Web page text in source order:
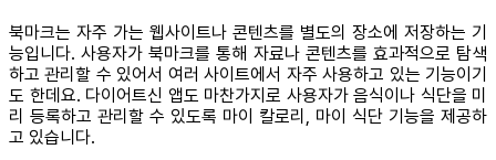
북마크는 자주 가는 웹사이트나 콘텐츠를 별도의 장소에 저장하는 기
능입니다. 사용자가 북마크를 통해 자료나 콘텐츠를 효과적으로 탐색
하고 관리할 수 있어서 여러 사이트에서 자주 사용하고 있는 기능이기
도 한데요. 다이어트신 앱도 마찬가지로 사용자가 음식이나 식단을 미
리 등록하고 관리할 수 있도록 마이 칼로리, 마이 식단 기능을 제공하
고 있습니다.